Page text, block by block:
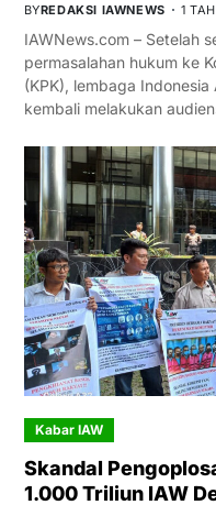
BYREDAKSI IAWNEWS 1
IAWNews.com – Setelah
permasalahan hukum ke
(KPK), lembaga
kembali melakukan
Kabar IAW
Skandal
1.000 Triliun IAW